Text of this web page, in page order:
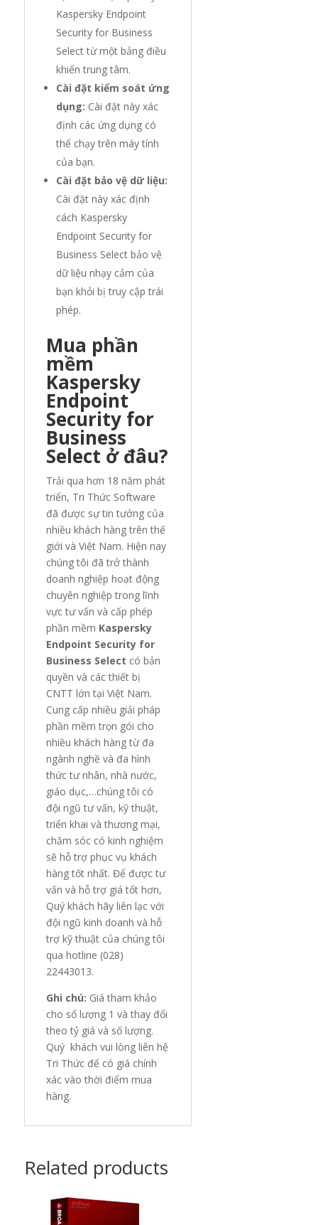
Kaspersky Endpoint
Security for Business
Select từ một bảng điều
khiển trung tâm.
Cài đặt kiểm soát ứng
dụng: Cài đặt này xác
định các ứng dụng có
thể chạy trên máy tính
của bạn.
Cài đặt bảo vệ dữ liệu:
Cài đặt này xác định
cách Kaspersky
Endpoint Security for
Business Select bảo vệ
dữ liệu nhạy cảm của
bạn khỏi bị truy cập trái
phép.
Mua phần
mềm
Kaspersky
Endpoint
Security for
Business
Select ở đâu?
Trải qua hơn 18 năm phát
triển, Tri Thức Software
đã được sự tin tưởng của
nhiều khách hàng trên thế
giới và Việt Nam. Hiện nay
chúng tôi đã trở thành
doanh nghiệp hoạt động
chuyên nghiệp trong lĩnh
vực tư vấn và cấp phép
phần mềm Kaspersky
Endpoint Security for
Business Select có bản
quyền và các thiết bị
CNTT lớn tại Việt Nam.
Cung cấp nhiều giải pháp
phần mềm trọn gói cho
nhiều khách hàng từ đa
ngành nghề và đa hình
thức tư nhân, nhà nước,
giáo dục,…chúng tôi có
đội ngũ tư vấn, kỹ thuật,
triển khai và thương mại,
chăm sóc có kinh nghiệm
sẽ hỗ trợ phục vụ khách
hàng tốt nhất. Để được tư
vấn và hỗ trợ giá tốt hơn,
Quý khách hãy liên lạc với
đội ngũ kinh doanh và hỗ
trợ kỹ thuật của chúng tôi
qua hotline (028)
22443013.
Ghi chú: Giá tham khảo
cho số lượng 1 và thay đổi
theo tỷ giá và số lượng.
Quý khách vui lòng liên hệ
Tri Thức để có giá chính
xác vào thời điểm mua
hàng.
Related products